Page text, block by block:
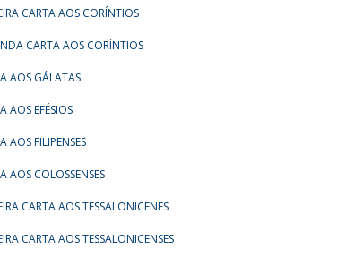
CARTA AOS CORÍNTIOS
CARTA AOS CORÍNTIOS
AOS GÁLATAS
AOS EFÉSIOS
AOS FILIPENSES
AOS COLOSSENSES
CARTA AOS TESSALONICENES
CARTA AOS TESSALONICENSES